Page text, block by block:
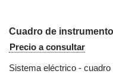
Precio a consultar
Sistema eléctrico -